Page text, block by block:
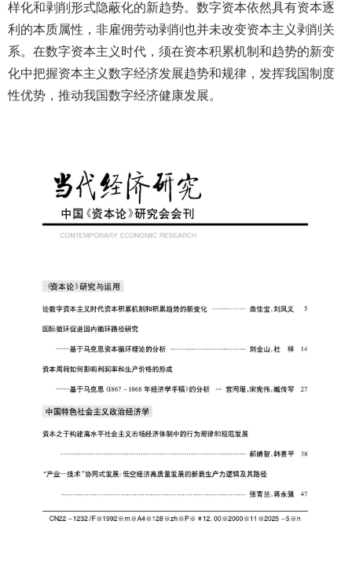
样化和剥削形式隐蔽化的新趋势。数字资本依然具有资本逐
利的本质属性，非雇佣劳动剥削也并未改变资本主义剥削关
系。在数字资本主义时代，须在资本积累机制和趋势的新变
化中把握资本主义数字经济发展趋势和规律，发挥我国制度
性优势，推动我国数字经济健康发展。